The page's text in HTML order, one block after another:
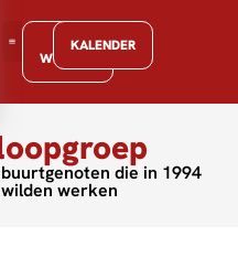
LID
WORDEN
KALENDER
die in 1994
werken